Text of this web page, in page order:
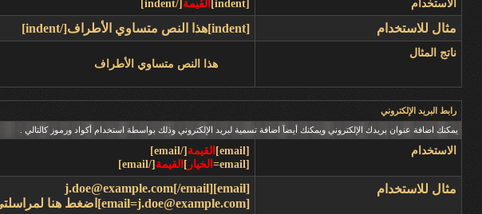
الاستخدام [indent] القيمة [/indent]
مثال للاستخدام [indent]هذا النص متساوي الأطراف[/indent]
ناتج المثال
هذا النص متساوي الأطراف
رابط البريد الإلكتروني
يمكنك اضافة عنوان بريدك الإلكتروني ويمكنك أيضآ اضافة تسمية لبريد الإلكتروني وذلك بواسطة استخدام أكواد ورموز كالتالي .
الاستخدام [email] القيمة [/email]
[email=
الخيار ] القيمة [/email]
مثال للاستخدام
[email]j.doe@example.com[/email]
[email=j.doe@example.com]اضغط هنا لمراسلتي بريدياً[/email]